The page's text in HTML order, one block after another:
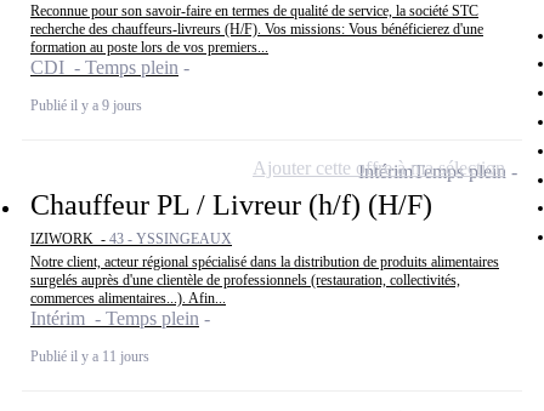
Reconnue pour son savoir-faire en termes de qualité de service, la société STC
recherche des chauffeurs-livreurs (H/F). Vos missions: Vous bénéficierez d'une
formation au poste lors de vos premiers...
CDI - Temps plein
Publié il y a 9 jours
Chauffeur PL / Livreur (h/f) (H/F)
IZIWORK - 43 - YSSINGEAUX
Notre client, acteur régional spécialisé dans la distribution de produits alimentaires
surgelés auprès d'une clientèle de professionnels (restauration, collectivités,
commerces alimentaires...). Afin...
Intérim - Temps plein
Publié il y a 11 jours
IntérimTemps plein
Ajouter cette offre à ma sélection